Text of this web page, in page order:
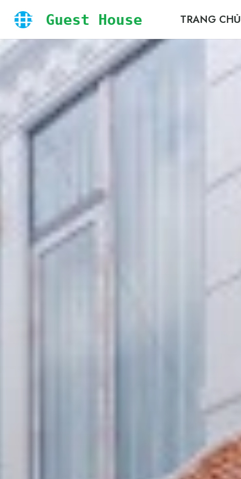
Guest House TRANG CHỦ